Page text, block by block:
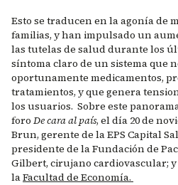
Esto se traducen en la agonía de
familias, y han impulsado un
las tutelas de salud durante los
síntoma claro de un sistema que
oportunamente medicamentos,
tratamientos, y que genera
los usuarios. Sobre este
foro De cara al país, el día 20 de
Brun, gerente de la EPS Capital
presidente de la Fundación de
Gilbert, cirujano cardiovascular; y
laFacultad de Economía.